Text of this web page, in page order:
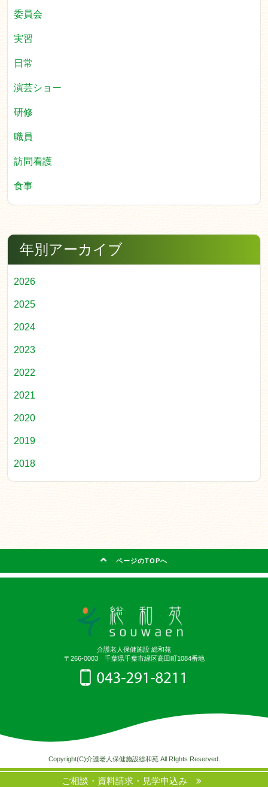
委員会
実習
日常
演芸ショー
研修
職員
訪問看護
食事
年別アーカイブ
2026
2025
2024
2023
2022
2021
2020
2019
2018
ページのTOPへ
介護老人保健施設 総和苑
〒266-0003 千葉県千葉市緑区高田町1084番地
Copyright(C)介護老人保健施設総和苑 All RIghts Reserved.
ご相談・資料請求・見学申込み